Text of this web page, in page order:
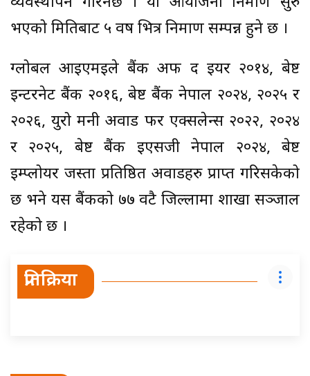
भएको मितिबाट ५ वर्ष भित्र निर्माण सम्पन्न हुने छ ।
ग्लोबल आइएमईले बैंक अफ द इयर २०१४, बेष्ट
इन्टरनेट बैंक २०१६, बेष्ट बैंक नेपाल २०२४, २०२५ र
२०२६, युरो मनी अवार्ड फर एक्सलेन्स २०२२, २०२४
र २०२५, बेष्ट बैंक ईएसजी नेपाल २०२४, बेष्ट
इम्प्लोयर जस्ता प्रतिष्ठित अवार्डहरु प्राप्त गरिसकेको
छ भने यस बैंकको ७७ वटै जिल्लामा शाखा सञ्जाल
रहेको छ ।
प्रतिक्रिया